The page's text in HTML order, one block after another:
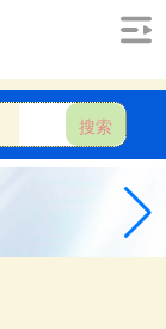
搜索